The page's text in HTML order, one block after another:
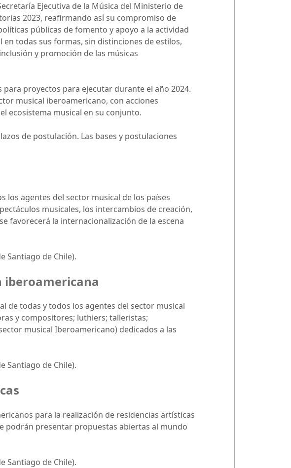
Ejecutiva de la Música del Ministerio de
2023, reafirmando así su compromiso de
públicas de fomento y apoyo a la actividad
todas sus formas, sin distinciones de estilos,
y promoción de las músicas
proyectos para ejecutar durante el año 2024.
musical iberoamericano, con acciones
ecosistema musical en su conjunto.
de postulación. Las bases y postulaciones
los agentes del sector musical de los países
musicales, los intercambios de creación,
favorecerá la internacionalización de la escena
Santiago de Chile).
iberoamericana
de todas y todos los agentes del sector musical
y compositores; luthiers; talleristas;
musical Iberoamericano) dedicados a las
Santiago de Chile).
para la realización de residencias artísticas
podrán presentar propuestas abiertas al mundo
Santiago de Chile).